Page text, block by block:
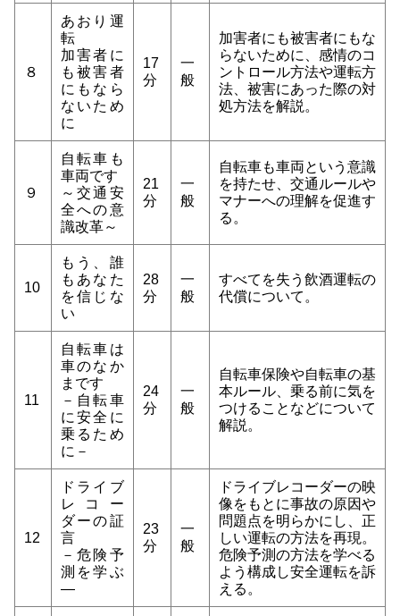
８
あおり運
転
加害者に
も被害者
にもなら
ないため
に
17
分
一
般
加害者にも被害者にもな
らないために、感情のコ
ントロール方法や運転方
法、被害にあった際の対
処方法を解説。
９
自転車も
車両です
～交通安
全への意
識改革～
21
分
一
般
自転車も車両という意識
を持たせ、交通ルールや
マナーへの理解を促進す
る。
10
もう、誰
もあなた
を信じな
い
28
分
一
般
すべてを失う飲酒運転の
代償について。
11
自転車は
車のなか
まです
－自転車
に安全に
乗るため
に－
24
分
一
般
自転車保険や自転車の基
本ルール、乗る前に気を
つけることなどについて
解説。
12
ドライブ
レコー
ダーの証
言
－危険予
測を学ぶ
―
23
分
一
般
ドライブレコーダーの映
像をもとに事故の原因や
問題点を明らかにし、正
しい運転の方法を再現。
危険予測の方法を学べる
よう構成し安全運転を訴
える。